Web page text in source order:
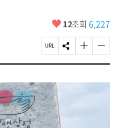
좋
요
12조회 6,227
페
이
U
R
L
복
사
S
N
공
기
글
자
기
글
자
기